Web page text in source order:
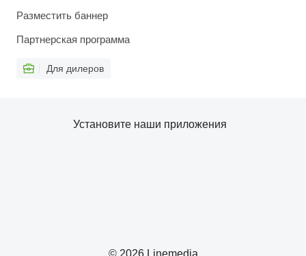
Разместить баннер
Партнерская программа
Для дилеров
© 2026 Linemedia
Установите наши приложения